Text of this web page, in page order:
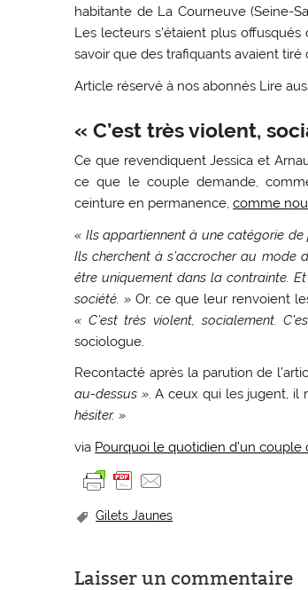
habitante de La Courneuve (Seine-
Les lecteurs s’étaient plus
savoir que des trafiquants avaient
Article réservé à nos abonnés Lire
« C’est très violent,
Ce que revendiquent Jessica et
ce que le couple demande,
ceinture en permanence,comme
« Ils appartiennent à une catégorie
Ils cherchent à s’accrocher au mode
être uniquement dans la contrainte.
société. » Or, ce que leur renvoient
« C’est très violent, socialement.
sociologue.
Recontacté après la parution de
au-dessus ». A ceux qui les jugent, il
hésiter. »
via Pourquoi le quotidien d’un
Gilets Jaunes
Laisser un commentaire